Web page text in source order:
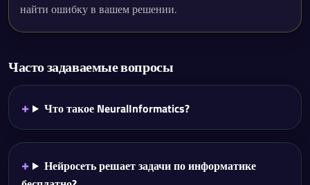
найти ошибку в вашем решении.
Часто задаваемые вопросы
Что такое NeuralInformatics?
Нейросеть решает задачи по информатике